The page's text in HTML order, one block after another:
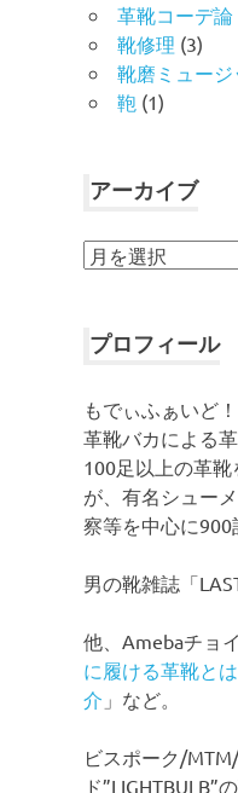
革靴コーデ論
靴修理 (3)
靴磨ミュージ
鞄 (1)
アーカイブ
ア
イ
プロフィール
もでぃふぁいど
革靴バカによる
100足以上の革
が、有名シュー
察等を中心に900
男の靴雑誌「
他、Amebaチョ
に履ける革靴と
介 」など。
ビスポーク/
ド”LIGHTBULB”